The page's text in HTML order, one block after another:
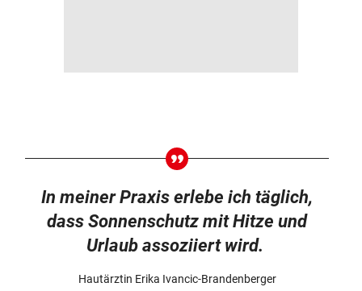
In meiner Praxis erlebe ich täglich,
dass Sonnenschutz mit Hitze und
Urlaub assoziiert wird.
Hautärztin Erika Ivancic-Brandenberger